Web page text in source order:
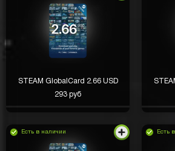
STEAM GlobalCard 2.66 USD
293 руб
Есть в наличии Есть